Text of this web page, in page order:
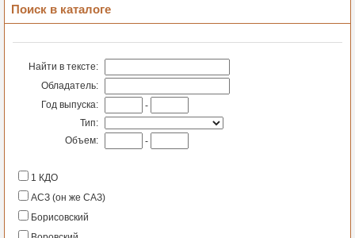
Поиск в каталоге
Найти в тексте:
Обладатель:
Год выпуска:
-
Тип:
Объем:
-
1 КДО
АСЗ (он же САЗ)
Борисовский